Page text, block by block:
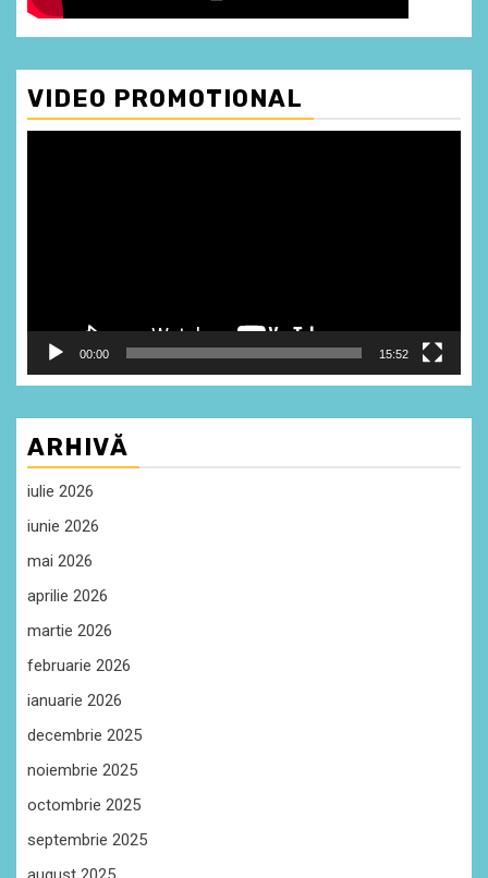
VIDEO PROMOTIONAL
00:00 15:52
ARHIVĂ
iulie 2026
iunie 2026
mai 2026
aprilie 2026
martie 2026
februarie 2026
ianuarie 2026
decembrie 2025
noiembrie 2025
octombrie 2025
septembrie 2025